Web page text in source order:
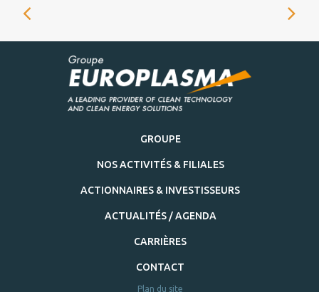
GROUPE
NOS ACTIVITÉS & FILIALES
ACTIONNAIRES & INVESTISSEURS
ACTUALITÉS / AGENDA
CARRIÈRES
CONTACT
Plan du site